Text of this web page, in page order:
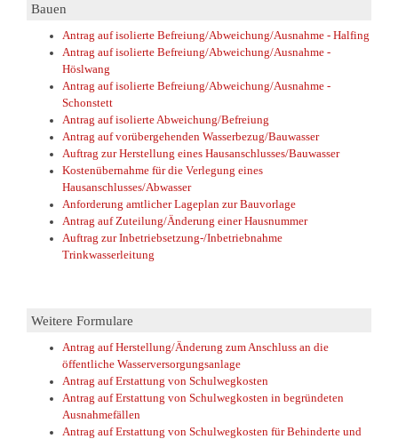
Bauen
Antrag auf isolierte Befreiung/Abweichung/Ausnahme - Halfing
Antrag auf isolierte Befreiung/Abweichung/Ausnahme -
Höslwang
Antrag auf isolierte Befreiung/Abweichung/Ausnahme -
Schonstett
Antrag auf isolierte Abweichung/Befreiung
Antrag auf vorübergehenden Wasserbezug/Bauwasser
Auftrag zur Herstellung eines Hausanschlusses/Bauwasser
Kostenübernahme für die Verlegung eines
Hausanschlusses/Abwasser
Anforderung amtlicher Lageplan zur Bauvorlage
Antrag auf Zuteilung/Änderung einer Hausnummer
Auftrag zur Inbetriebsetzung-/Inbetriebnahme
Trinkwasserleitung
Weitere Formulare
Antrag auf Herstellung/Änderung zum Anschluss an die
öffentliche Wasserversorgungsanlage
Antrag auf Erstattung von Schulwegkosten
Antrag auf Erstattung von Schulwegkosten in begründeten
Ausnahmefällen
Antrag auf Erstattung von Schulwegkosten für Behinderte und